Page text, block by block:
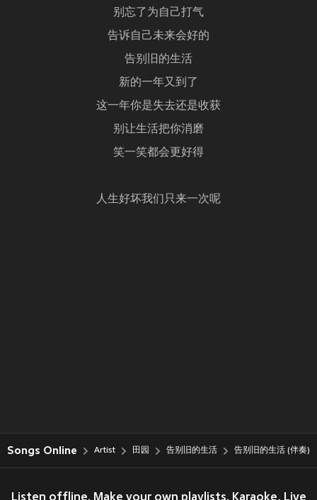
别忘了为自己打气
告诉自己未来会好的
告别旧的生活
新的一年又到了
这一年你是失去还是收获
别让生活把你消磨
笑一笑都会更好得
人生好坏我们只来一次呢
Songs Online Artist 田园 告别旧的生活 告别旧的生活 (伴奏)